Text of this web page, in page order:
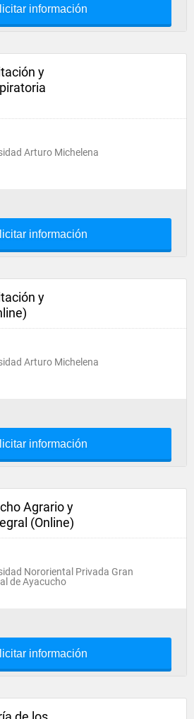
información
y
Arturo Michelena
información
y
Arturo Michelena
información
Agrario y
(Online)
Nororiental Privada Gran
de Ayacucho
información